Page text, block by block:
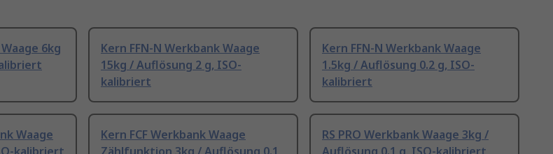
6kg
Kern FFN-N Werkbank Waage
15kg / Auflösung 2 g, ISO-
kalibriert
Kern FFN-N Werkbank Waage
1.5kg / Auflösung 0.2 g, ISO-
kalibriert
Waage
Kern FCF Werkbank Waage
RS PRO Werkbank Waage 3kg /